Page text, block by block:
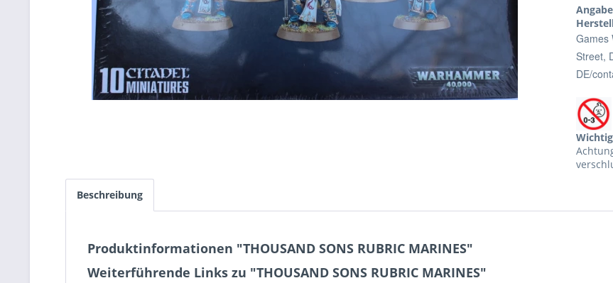
Games
Street,
DE/
Beschreibung
Produktinformationen "THOUSAND SONS RUBRIC MARINES"
Weiterführende Links zu "THOUSAND SONS RUBRIC MARINES"